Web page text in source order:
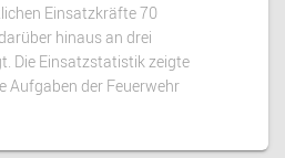
Einsatzkräfte 70
hinaus an drei
Die Einsatzstatistik zeigte
Aufgaben der Feuerwehr